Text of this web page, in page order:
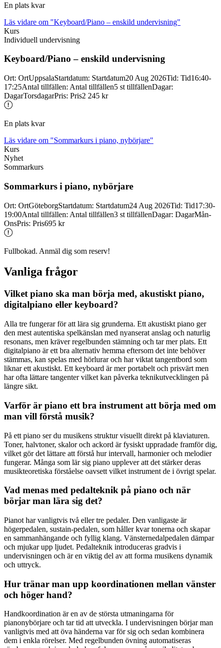
En plats kvar
Läs vidare om "Keyboard/Piano – enskild undervisning"
Kurs
Individuell undervisning
Keyboard/Piano – enskild undervisning
Ort: OrtUppsalaStartdatum: Startdatum20 Aug 2026Tid: Tid16:40-
17:25Antal tillfällen: Antal tillfällen5 st tillfällenDagar:
DagarTorsdagarPris: Pris2 245 kr
En plats kvar
Läs vidare om "Sommarkurs i piano, nybörjare"
Kurs
Nyhet
Sommarkurs
Sommarkurs i piano, nybörjare
Ort: OrtGöteborgStartdatum: Startdatum24 Aug 2026Tid: Tid17:30-
19:00Antal tillfällen: Antal tillfällen3 st tillfällenDagar: DagarMån-
OnsPris: Pris695 kr
Fullbokad. Anmäl dig som reserv!
Vanliga frågor
Vilket piano ska man börja med, akustiskt piano,
digitalpiano eller keyboard?
Alla tre fungerar för att lära sig grunderna. Ett akustiskt piano ger
den mest autentiska spelkänslan med nyanserat anslag och naturlig
resonans, men kräver regelbunden stämning och tar mer plats. Ett
digitalpiano är ett bra alternativ hemma eftersom det inte behöver
stämmas, kan spelas med hörlurar och har viktat tangentbord som
liknar ett akustiskt. Ett keyboard är mer portabelt och prisvärt men
har ofta lättare tangenter vilket kan påverka teknikutvecklingen på
längre sikt.
Varför är piano ett bra instrument att börja med om
man vill förstå musik?
På ett piano ser du musikens struktur visuellt direkt på klaviaturen.
Toner, halvtoner, skalor och ackord är fysiskt uppradade framför dig,
vilket gör det lättare att förstå hur intervall, harmonier och melodier
fungerar. Många som lär sig piano upplever att det stärker deras
musikteoretiska förståelse oavsett vilket instrument de i övrigt spelar.
Vad menas med pedalteknik på piano och när
börjar man lära sig det?
Pianot har vanligtvis två eller tre pedaler. Den vanligaste är
högerpedalen, sustain-pedalen, som håller kvar tonerna och skapar
en sammanhängande och fyllig klang. Vänsternedalpedalen dämpar
och mjukar upp ljudet. Pedalteknik introduceras gradvis i
undervisningen och är en viktig del av att forma musikens dynamik
och uttryck.
Hur tränar man upp koordinationen mellan vänster
och höger hand?
Handkoordination är en av de största utmaningarna för
pianonybörjare och tar tid att utveckla. I undervisningen börjar man
vanligtvis med att öva händerna var för sig och sedan kombinera
dem i enkla rörelser. Med regelbunden övning automatiseras